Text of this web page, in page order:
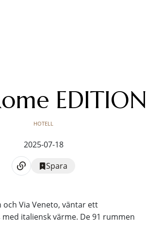
EDITION
HOTELL
2025-07-18
Spara
Via Veneto, väntar ett
italiensk värme. De 91 rummen